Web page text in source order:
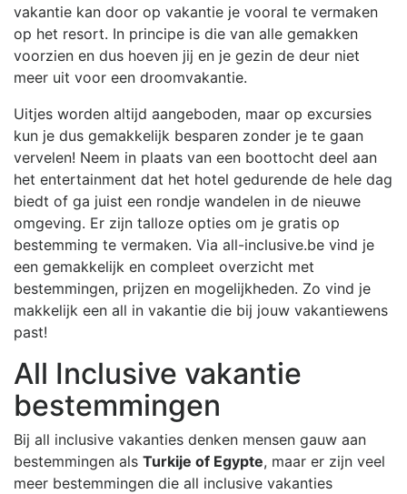
vakantie kan door op vakantie je vooral te vermaken
op het resort. In principe is die van alle gemakken
voorzien en dus hoeven jij en je gezin de deur niet
meer uit voor een droomvakantie.
Uitjes worden altijd aangeboden, maar op excursies
kun je dus gemakkelijk besparen zonder je te gaan
vervelen! Neem in plaats van een boottocht deel aan
het entertainment dat het hotel gedurende de hele dag
biedt of ga juist een rondje wandelen in de nieuwe
omgeving. Er zijn talloze opties om je gratis op
bestemming te vermaken. Via all-inclusive.be vind je
een gemakkelijk en compleet overzicht met
bestemmingen, prijzen en mogelijkheden. Zo vind je
makkelijk een all in vakantie die bij jouw vakantiewens
past!
All Inclusive vakantie
bestemmingen
Bij all inclusive vakanties denken mensen gauw aan
bestemmingen als Turkije of Egypte, maar er zijn veel
meer bestemmingen die all inclusive vakanties